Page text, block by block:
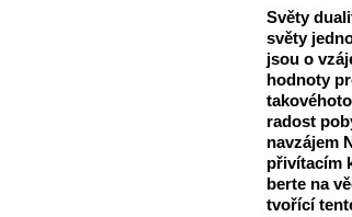
Světy
světy
jsou o
hodnoty
radost
navzájem
přivítacím
berte na
tvořící